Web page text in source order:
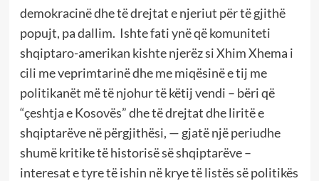
demokracinë dhe të drejtat e njeriut për të gjithë
popujt, pa dallim. Ishte fati ynë që komuniteti
shqiptaro-amerikan kishte njerëz si Xhim Xhema i
cili me veprimtarinë dhe me miqësinë e tij me
politikanët më të njohur të këtij vendi – bëri që
“çeshtja e Kosovës” dhe të drejtat dhe liritë e
shqiptarëve në përgjithësi, — gjatë një periudhe
shumë kritike të historisë së shqiptarëve –
interesat e tyre të ishin në krye të listës së politikës